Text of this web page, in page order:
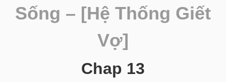
Sống – [Hệ Thống Giết
Vợ]
Chap 13